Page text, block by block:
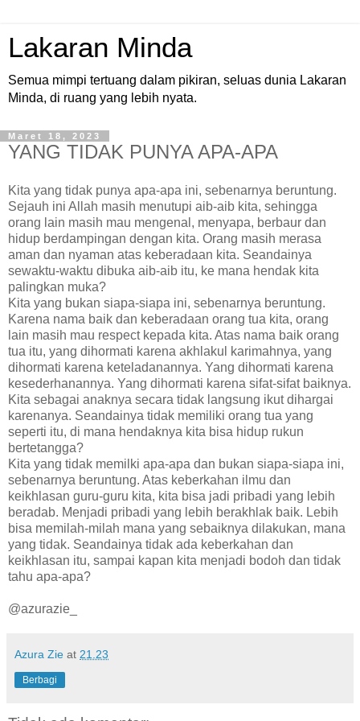
Lakaran Minda
Semua mimpi tertuang dalam pikiran, seluas dunia Lakaran
Minda, di ruang yang lebih nyata.
Maret 18, 2023
YANG TIDAK PUNYA APA-APA
Kita yang tidak punya apa-apa ini, sebenarnya beruntung.
Sejauh ini Allah masih menutupi aib-aib kita, sehingga
orang lain masih mau mengenal, menyapa, berbaur dan
hidup berdampingan dengan kita. Orang masih merasa
aman dan nyaman atas keberadaan kita. Seandainya
sewaktu-waktu dibuka aib-aib itu, ke mana hendak kita
palingkan muka?
Kita yang bukan siapa-siapa ini, sebenarnya beruntung.
Karena nama baik dan keberadaan orang tua kita, orang
lain masih mau respect kepada kita. Atas nama baik orang
tua itu, yang dihormati karena akhlakul karimahnya, yang
dihormati karena keteladanannya. Yang dihormati karena
kesederhanannya. Yang dihormati karena sifat-sifat baiknya.
Kita sebagai anaknya secara tidak langsung ikut dihargai
karenanya. Seandainya tidak memiliki orang tua yang
seperti itu, di mana hendaknya kita bisa hidup rukun
bertetangga?
Kita yang tidak memilki apa-apa dan bukan siapa-siapa ini,
sebenarnya beruntung. Atas keberkahan ilmu dan
keikhlasan guru-guru kita, kita bisa jadi pribadi yang lebih
beradab. Menjadi pribadi yang lebih berakhlak baik. Lebih
bisa memilah-milah mana yang sebaiknya dilakukan, mana
yang tidak. Seandainya tidak ada keberkahan dan
keikhlasan itu, sampai kapan kita menjadi bodoh dan tidak
tahu apa-apa?
@azurazie_
Azura Zie at 21.23
Berbagi